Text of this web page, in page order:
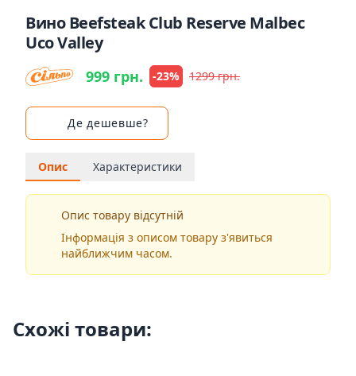
Вино Beefsteak Club Reserve Malbec
Uco Valley
999 грн. -23% 1299 грн.
Де дешевше?
Опис Характеристики
Опис товару відсутній
Інформація з описом товару з'явиться
найближчим часом.
Схожі товари: